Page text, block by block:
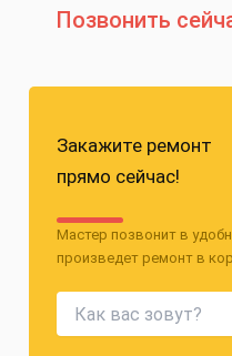
Позвонить
Закажите ремонт
прямо сейчас!
Мастер позвонит в
произведет ремонт в